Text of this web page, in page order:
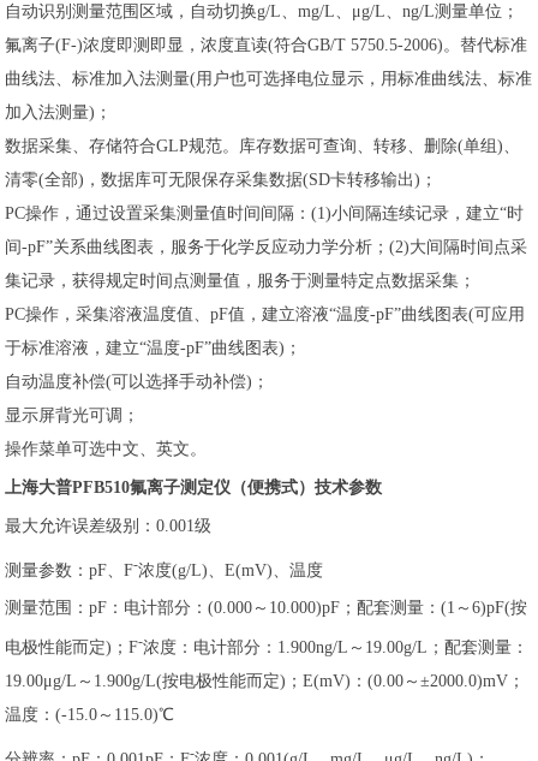
自动识别测量范围区域，自动切换g/L、mg/L、μg/L、ng/L测量单位；
氟离子(F-)浓度即测即显，浓度直读(符合GB/T 5750.5-2006)。替代标准
曲线法、标准加入法测量(用户也可选择电位显示，用标准曲线法、标准
加入法测量)；
数据采集、存储符合GLP规范。库存数据可查询、转移、删除(单组)、
清零(全部)，数据库可无限保存采集数据(SD卡转移输出)；
PC操作，通过设置采集测量值时间间隔：(1)小间隔连续记录，建立“时
间-pF”关系曲线图表，服务于化学反应动力学分析；(2)大间隔时间点采
集记录，获得规定时间点测量值，服务于测量特定点数据采集；
PC操作，采集溶液温度值、pF值，建立溶液“温度-pF”曲线图表(可应用
于标准溶液，建立“温度-pF”曲线图表)；
自动温度补偿(可以选择手动补偿)；
显示屏背光可调；
操作菜单可选中文、英文。
上海大普PFB510氟离子测定仪（便携式）技术参数
最大允许误差级别：0.001级
测量参数：pF、F-浓度(g/L)、E(mV)、温度
测量范围：pF：电计部分：(0.000～10.000)pF；配套测量：(1～6)pF(按
电极性能而定)；F-浓度：电计部分：1.900ng/L～19.00g/L；配套测量：
19.00μg/L～1.900g/L(按电极性能而定)；E(mV)：(0.00～±2000.0)mV；
温度：(-15.0～115.0)℃
-